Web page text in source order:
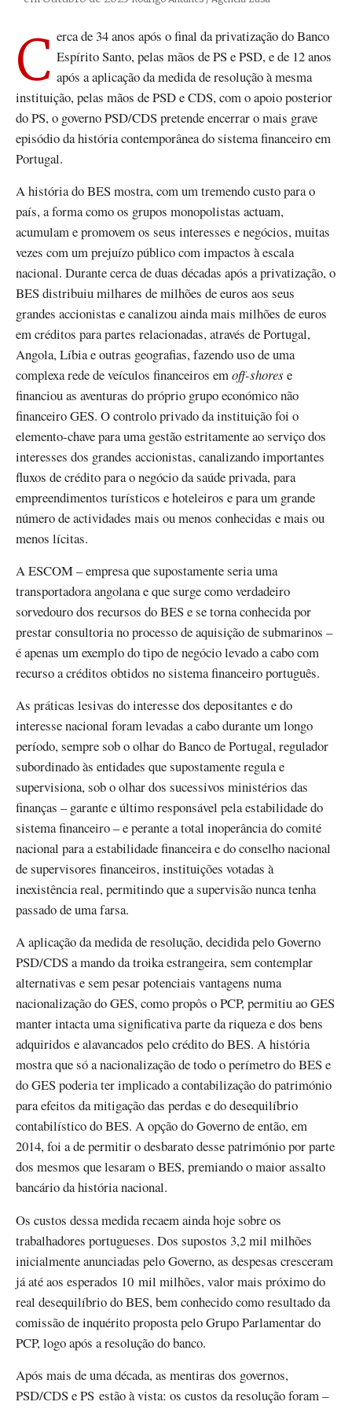
Cerca de 34 anos após o final da privatização do Banco Espírito Santo, pelas mãos de PS e PSD, e de 12 anos
após a aplicação da medida de resolução à mesma
instituição, pelas mãos de PSD e CDS, com o apoio posterior
do PS, o governo PSD/CDS pretende encerrar o mais grave
episódio da história contemporânea do sistema financeiro em
Portugal.
A história do BES mostra, com um tremendo custo para o
país, a forma como os grupos monopolistas actuam,
acumulam e promovem os seus interesses e negócios, muitas
vezes com um prejuízo público com impactos à escala
nacional. Durante cerca de duas décadas após a privatização, o
BES distribuiu milhares de milhões de euros aos seus
grandes accionistas e canalizou ainda mais milhões de euros
em créditos para partes relacionadas, através de Portugal,
Angola, Líbia e outras geografias, fazendo uso de uma
complexa rede de veículos financeiros emoff-shores e
financiou as aventuras do próprio grupo económico não
financeiro GES. O controlo privado da instituição foi o
elemento-chave para uma gestão estritamente ao serviço dos
interesses dos grandes accionistas, canalizando importantes
fluxos de crédito para o negócio da saúde privada, para
empreendimentos turísticos e hoteleiros e para um grande
número de actividades mais ou menos conhecidas e mais ou
menos lícitas.
A ESCOM – empresa que supostamente seria uma
transportadora angolana e que surge como verdadeiro
sorvedouro dos recursos do BES e se torna conhecida por
prestar consultoria no processo de aquisição de submarinos –
é apenas um exemplo do tipo de negócio levado a cabo com
recurso a créditos obtidos no sistema financeiro português.
As práticas lesivas do interesse dos depositantes e do
interesse nacional foram levadas a cabo durante um longo
período, sempre sob o olhar do Banco de Portugal, regulador
subordinado às entidades que supostamente regula e
supervisiona, sob o olhar dos sucessivos ministérios das
finanças – garante e último responsável pela estabilidade do
sistema financeiro – e perante a total inoperância do comité
nacional para a estabilidade financeira e do conselho nacional
de supervisores financeiros, instituições votadas à
inexistência real, permitindo que a supervisão nunca tenha
passado de uma farsa.
A aplicação da medida de resolução, decidida pelo Governo
PSD/CDS a mando da troika estrangeira, sem contemplar
alternativas e sem pesar potenciais vantagens numa
nacionalização do GES, como propôs o PCP, permitiu ao GES
manter intacta uma significativa parte da riqueza e dos bens
adquiridos e alavancados pelo crédito do BES. A história
mostra que só a nacionalização de todo o perímetro do BES e
do GES poderia ter implicado a contabilização do património
para efeitos da mitigação das perdas e do desequilíbrio
contabilístico do BES. A opção do Governo de então, em
2014, foi a de permitir o desbarato desse património por parte
dos mesmos que lesaram o BES, premiando o maior assalto
bancário da história nacional.
Os custos dessa medida recaem ainda hoje sobre os
trabalhadores portugueses. Dos supostos 3,2 mil milhões
inicialmente anunciadas pelo Governo, as despesas cresceram
já até aos esperados 10 mil milhões, valor mais próximo do
real desequilíbrio do BES, bem conhecido como resultado da
comissão de inquérito proposta pelo Grupo Parlamentar do
PCP, logo após a resolução do banco.
Após mais de uma década, as mentiras dos governos,
PSD/CDS e PS estão à vista: os custos da resolução foram –